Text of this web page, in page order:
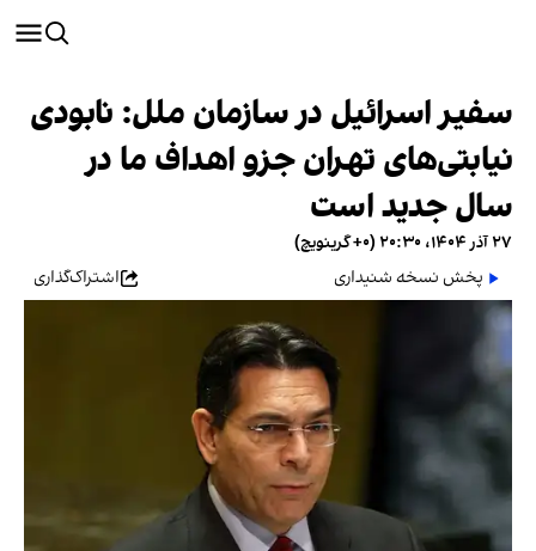
سفیر اسرائیل در سازمان ملل: نابودی
نیابتی‌های تهران جزو اهداف ما در
سال جدید است
۲۷ آذر ۱۴۰۴، ۲۰:۳۰ (‎+۰ گرینویچ)
پخش نسخه شنیداری
اشتراک‌گذاری